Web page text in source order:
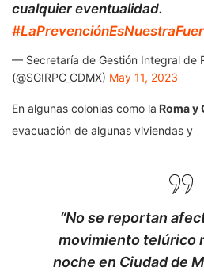
cualquier eventualidad.
— Secretaría de Gestión Integral de
(@SGIRPC_CDMX) May 11, 2023
En algunas colonias como la Roma y
evacuación de algunas viviendas y
“No se reportan
movimiento telúrico
noche en Ciudad de